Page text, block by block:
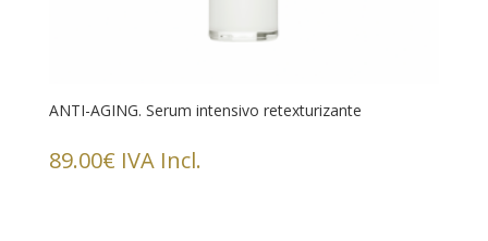
ANTI-AGING. Serum intensivo retexturizante
89.00€ IVA Incl.